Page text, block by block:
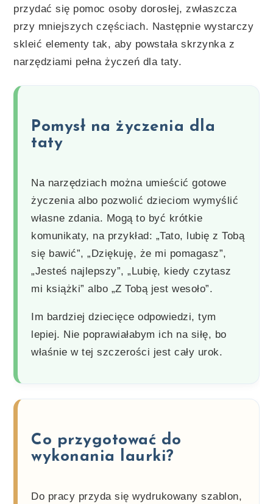
przydać się pomoc osoby dorosłej, zwłaszcza
przy mniejszych częściach. Następnie wystarczy
skleić elementy tak, aby powstała skrzynka z
narzędziami pełna życzeń dla taty.
Pomysł na życzenia dla
taty
Na narzędziach można umieścić gotowe
życzenia albo pozwolić dzieciom wymyślić
własne zdania. Mogą to być krótkie
komunikaty, na przykład: „Tato, lubię z Tobą
się bawić”, „Dziękuję, że mi pomagasz”,
„Jesteś najlepszy”, „Lubię, kiedy czytasz
mi książki” albo „Z Tobą jest wesoło”.
Im bardziej dziecięce odpowiedzi, tym
lepiej. Nie poprawiałabym ich na siłę, bo
właśnie w tej szczerości jest cały urok.
Co przygotować do
wykonania laurki?
Do pracy przyda się wydrukowany szablon,